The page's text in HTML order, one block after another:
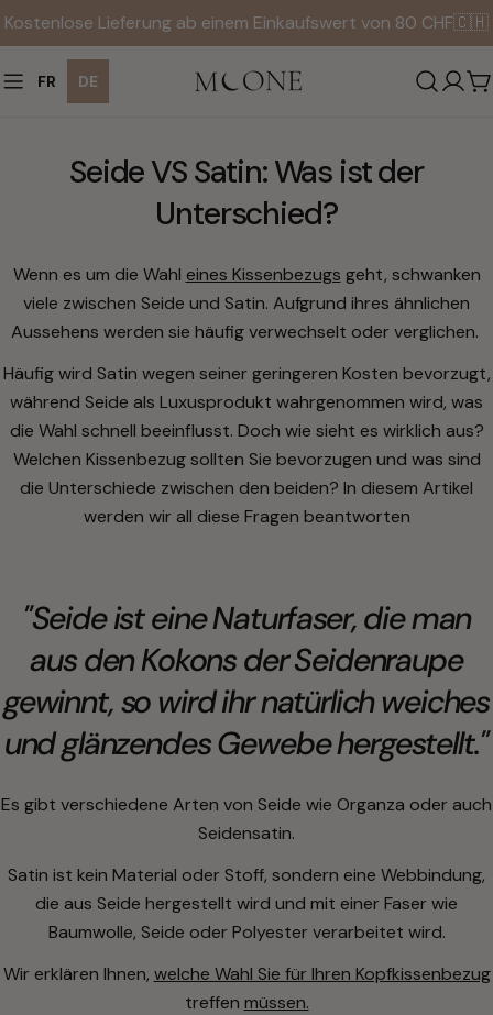
Zum
Inhalt
springen
Kostenlose Lieferung ab einem Einkaufswert von 80 CHF🇨🇭
FR DE
Seide VS Satin: Was ist der
Unterschied?
Wenn es um die Wahl eines Kissenbezugs geht, schwanken
viele zwischen Seide und Satin. Aufgrund ihres ähnlichen
Aussehens werden sie häufig verwechselt oder verglichen.
Häufig wird Satin wegen seiner geringeren Kosten bevorzugt,
während Seide als Luxusprodukt wahrgenommen wird, was
die Wahl schnell beeinflusst. Doch wie sieht es wirklich aus?
Welchen Kissenbezug sollten Sie bevorzugen und was sind
die Unterschiede zwischen den beiden? In diesem Artikel
werden wir all diese Fragen beantworten
"Seide ist eine Naturfaser, die man
aus den Kokons der Seidenraupe
gewinnt, so wird ihr natürlich weiches
und glänzendes Gewebe hergestellt."
Es gibt verschiedene Arten von Seide wie Organza oder auch
Seidensatin.
Satin ist kein Material oder Stoff, sondern eine Webbindung,
die aus Seide hergestellt wird und mit einer Faser wie
Baumwolle, Seide oder Polyester verarbeitet wird.
Wir erklären Ihnen, welche Wahl Sie für Ihren Kopfkissenbezug
treffen müssen.